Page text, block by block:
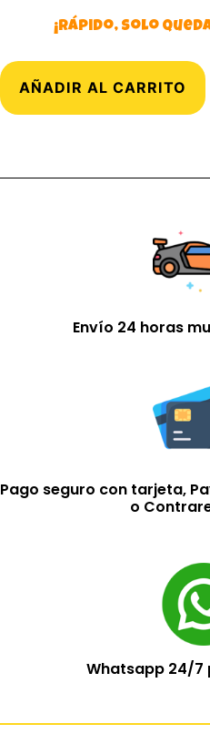
¡Rápido, solo
AÑADIR AL CARRITO
Envío 24 horas
Pago seguro con tarjeta,
o
Whatsapp 24/7